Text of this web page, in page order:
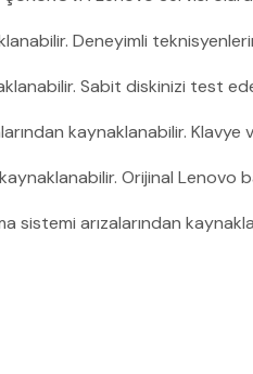
Deneyimli
Sabit diskinizi test
kaynaklanabilir.
Orijinal Lenovo
sistemi arızalarından